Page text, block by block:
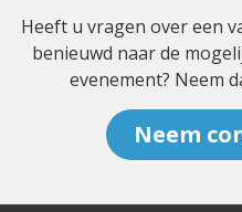
Heeft u vragen over een
benieuwd naar de
evenement? Neem
Neem